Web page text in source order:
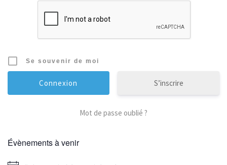
Se souvenir de moi
S’inscrire
Mot de passe oublié ?
Évènements à venir